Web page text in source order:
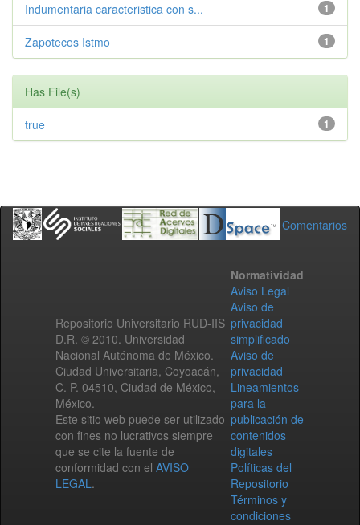
1
Indumentaria caracteristica con s...
1
Zapotecos Istmo
Has File(s)
1
true
Comentarios
Repositorio Universitario RUD-IIS
D.R. © 2010. Universidad
Nacional Autónoma de México.
Ciudad Universitaria, Coyoacán,
C. P. 04510, Ciudad de México,
México.
Este sitio web puede ser utilizado
con fines no lucrativos siempre
que se cite la fuente de
conformidad con el AVISO
LEGAL.
Normatividad
Aviso Legal
Aviso de
privacidad
simplificado
Aviso de
privacidad
Lineamientos
para la
publicación de
contenidos
digitales
Políticas del
Repositorio
Términos y
condiciones